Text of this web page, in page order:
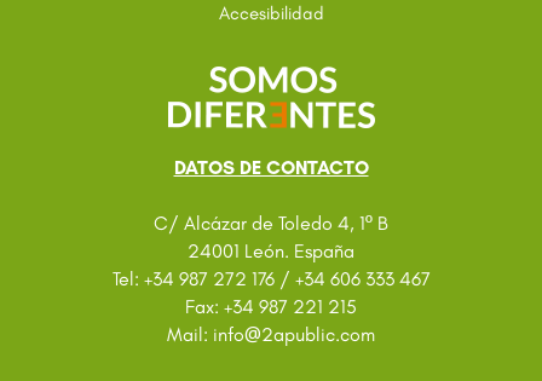
Accesibilidad
DATOS DE CONTACTO
C/ Alcázar de Toledo 4, 1º B
24001 León. España
Tel: +34 987 272 176 / +34 606 333 467
Fax: +34 987 221 215
Mail: info@2apublic.com